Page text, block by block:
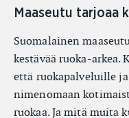
Maaseutu tarjoaa
Suomalainen
kestävää ruoka-arkea.
että ruokapalveluille
nimenomaan
ruokaa. Ja mitä muita